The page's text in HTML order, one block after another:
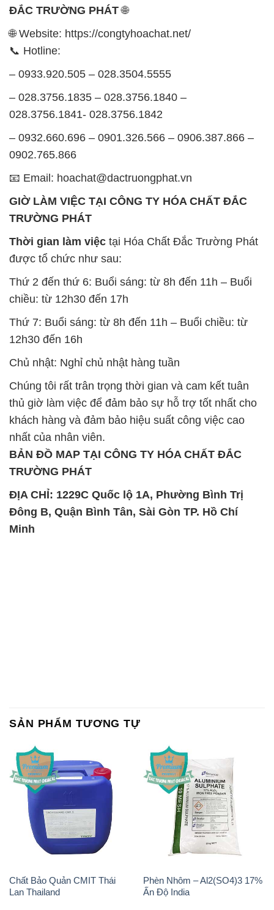
ĐẮC TRƯỜNG PHÁT🌐
🌐 Website: https://congtyhoachat.net/
📞 Hotline:
– 0933.920.505 – 028.3504.5555
– 028.3756.1835 – 028.3756.1840 –
028.3756.1841- 028.3756.1842
– 0932.660.696 – 0901.326.566 – 0906.387.866 –
0902.765.866
📧 Email: hoachat@dactruongphat.vn
GIỜ LÀM VIỆC TẠI CÔNG TY HÓA CHẤT ĐẮC
TRƯỜNG PHÁT
Thời gian làm việc tại Hóa Chất Đắc Trường Phát
được tổ chức như sau:
Thứ 2 đến thứ 6: Buổi sáng: từ 8h đến 11h – Buổi
chiều: từ 12h30 đến 17h
Thứ 7: Buổi sáng: từ 8h đến 11h – Buổi chiều: từ
12h30 đến 16h
Chủ nhật: Nghỉ chủ nhật hàng tuần
Chúng tôi rất trân trọng thời gian và cam kết tuân
thủ giờ làm việc để đảm bảo sự hỗ trợ tốt nhất cho
khách hàng và đảm bảo hiệu suất công việc cao
nhất của nhân viên.
BẢN ĐỒ MAP TẠI CÔNG TY HÓA CHẤT ĐẮC
TRƯỜNG PHÁT
ĐỊA CHỈ: 1229C Quốc lộ 1A, Phường Bình Trị
Đông B, Quận Bình Tân, Sài Gòn TP. Hồ Chí
Minh
SẢN PHẨM TƯƠNG TỰ
Chất Bảo Quản CMIT Thái
Lan Thailand
Phèn Nhôm – Al2(SO4)3 17%
Ấn Độ India